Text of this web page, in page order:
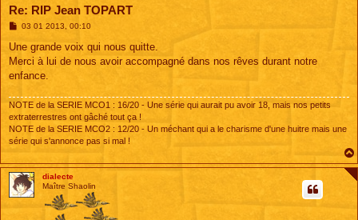
Re: RIP Jean TOPART
M
s
a
g
03 01 2013, 00:10
Une grande voix qui nous quitte.
Merci à lui de nous avoir accompagné dans nos rêves durant notre
enfance.
NOTE de la SERIE MCO1 : 16/20 - Une série qui aurait pu avoir 18, mais nos petits
extraterrestres ont gâché tout ça !
NOTE de la SERIE MCO2 : 12/20 - Un méchant qui a le charisme d'une huitre mais une
série qui s'annonce pas si mal !
dialecte
Maître Shaolin